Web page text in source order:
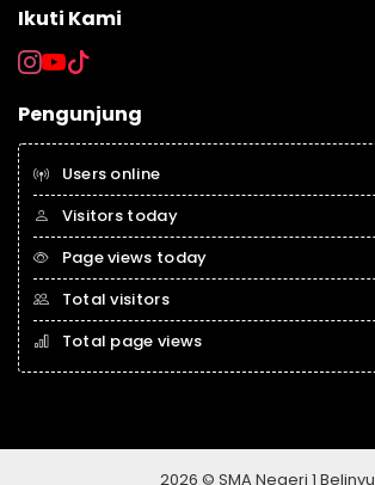
Ikuti Kami
Pengunjung
Users online
Visitors today
Page views today
Total visitors
Total page views
2026 © SMA Negeri 1 Belinyu